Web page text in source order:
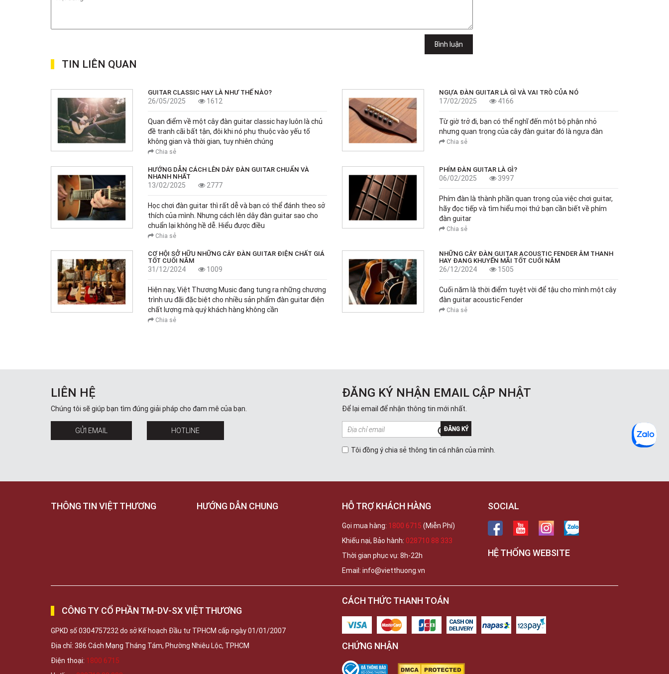
Bình luận
TIN LIÊN QUAN
GUITAR CLASSIC HAY LÀ NHƯ THẾ NÀO?
26/05/2025 1612
Quan điểm về một cây đàn guitar classic hay luôn là chủ
đề tranh cãi bất tận, đôi khi nó phụ thuộc vào yếu tố
không gian và thời gian, tuy nhiên chúng
Chia sẻ
NGỰA ĐÀN GUITAR LÀ GÌ VÀ VAI TRÒ CỦA NÓ
17/02/2025 4166
Từ giờ trở đi, bạn có thể nghĩ đến một bộ phận nhỏ
nhưng quan trọng của cây đàn guitar đó là ngựa đàn
Chia sẻ
HƯỚNG DẪN CÁCH LÊN DÂY ĐÀN GUITAR CHUẨN VÀ
NHANH NHẤT
13/02/2025 2777
Học chơi đàn guitar thì rất dễ và bạn có thể đánh theo sở
thích của mình. Nhưng cách lên dây đàn guitar sao cho
chuẩn lại không hề dễ. Hiểu được điều
Chia sẻ
PHÍM ĐÀN GUITAR LÀ GÌ?
06/02/2025 3997
Phím đàn là thành phần quan trọng của việc chơi guitar,
hãy đọc tiếp và tìm hiểu mọi thứ bạn cần biết về phím
đàn guitar
Chia sẻ
CƠ HỘI SỞ HỮU NHỮNG CÂY ĐÀN GUITAR ĐIỆN CHẤT GIÁ
TỐT CUỐI NĂM
31/12/2024 1009
Hiện nay, Việt Thương Music đang tung ra những chương
trình ưu đãi đặc biệt cho nhiều sản phẩm đàn guitar điện
chất lượng mà quý khách hàng không cần
Chia sẻ
NHỮNG CÂY ĐÀN GUITAR ACOUSTIC FENDER ÂM THANH
HAY ĐANG KHUYẾN MÃI TỐT CUỐI NĂM
26/12/2024 1505
Cuối năm là thời điểm tuyệt vời để tậu cho mình một cây
đàn guitar acoustic Fender
Chia sẻ
LIÊN HỆ
Chúng tôi sẽ giúp bạn tìm đúng giải pháp cho đam mê của bạn.
GỬI EMAIL HOTLINE
ĐĂNG KÝ NHẬN EMAIL CẬP NHẬT
Để lại email để nhận thông tin mới nhất.
ĐĂNG KÝ
Tôi đồng ý chia sẻ thông tin cá nhân của mình.
THÔNG TIN VIỆT THƯƠNG HƯỚNG DẪN CHUNG HỖ TRỢ KHÁCH HÀNG
Gọi mua hàng: 1800 6715 (Miễn Phí)
Khiếu nại, Bảo hành: 028710 88 333
Thời gian phục vụ: 8h-22h
Email: info@vietthuong.vn
SOCIAL
HỆ THỐNG WEBSITE
CÔNG TY CỔ PHẦN TM-DV-SX VIỆT THƯƠNG
GPKD số 0304757232 do sở Kế hoạch Đầu tư TPHCM cấp ngày 01/01/2007
Địa chỉ: 386 Cách Mạng Tháng Tám, Phường Nhiêu Lộc, TPHCM
Điện thoại: 1800 6715
CÁCH THỨC THANH TOÁN
CHỨNG NHẬN